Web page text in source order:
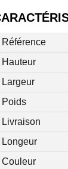
Référence
Hauteur
Largeur
Poids
Livraison
Longeur
Couleur